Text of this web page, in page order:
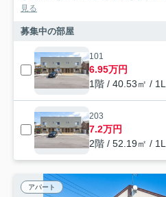
見る
募集中の部屋
101
6.95万円
1階 / 40.53㎡ /
203
7.2万円
2階 / 52.19㎡ /
アパート